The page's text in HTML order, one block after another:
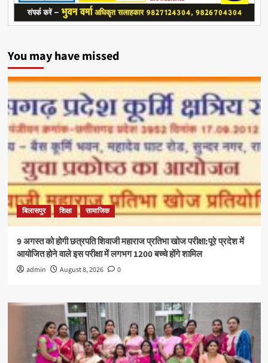
You may have missed
बिलासपुर शिक्षा सामाजिक
9 अगस्त को होगी छत्रपति शिवाजी महाराज प्रतिभा खोज परीक्षा:पूरे प्रदेश में
आयोजित होने वाले इस परीक्षा में लगभग 1200 बच्चे होंगे शामिल
admin August 8, 2026 0